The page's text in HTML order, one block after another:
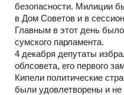
безопасности. Милиции
в Дом Советов и в
Главным в этот день
сумского парламента.
4 декабря депутаты
облсовета, его первого
Кипели политические
были удовлетворены и не